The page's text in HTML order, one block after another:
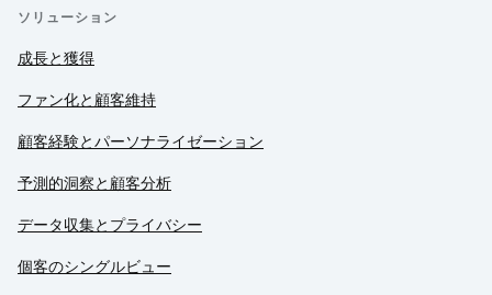
ソリューション
成長と獲得
ファン化と顧客維持
顧客経験とパーソナライゼーション
予測的洞察と顧客分析
データ収集とプライバシー
個客のシングルビュー